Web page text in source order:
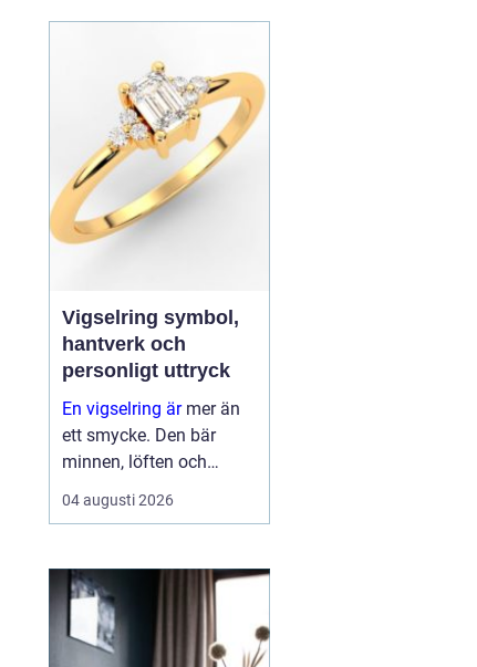
resurs som ser till...
Vigselring symbol,
hantverk och
personligt uttryck
En vigselring ärmer än
ett smycke. Den bär
minnen, löften och
förhoppningar om
framtiden. Formen är
djup. Samtidigt ska
ringen fungera i vard...
04 augusti 2026